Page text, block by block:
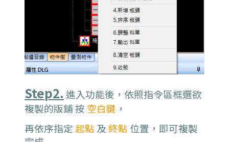
Step2. 進入功能後，依照指令區框選欲
複製的版鋪 按 空白鍵 ，
再依序指定 起點 及 終點 位置，即可複製